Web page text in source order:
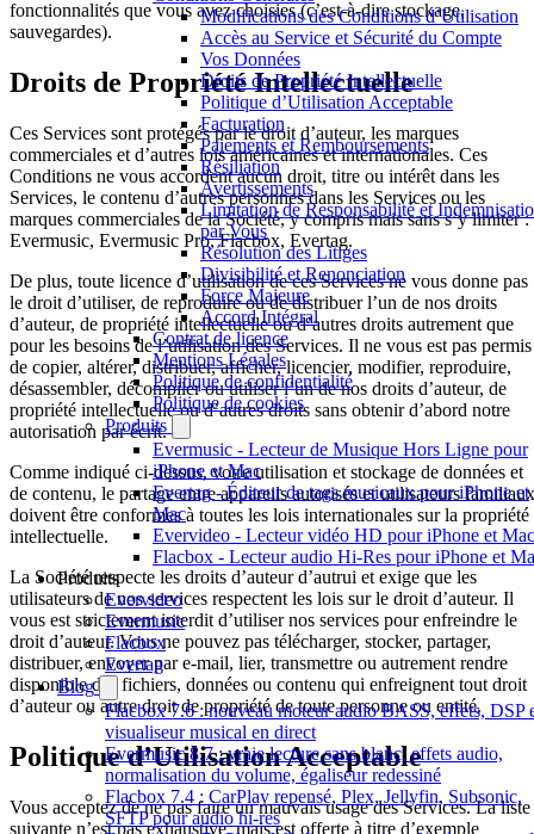
Modifications des Conditions d’Utilisation
Accès au Service et Sécurité du Compte
Vos Données
Droits de Propriété Intellectuelle
Politique d’Utilisation Acceptable
Facturation
Paiements et Remboursements
Résiliation
Avertissements
Limitation de Responsabilité et
par Vous
Résolution des Litiges
Divisibilité et Renonciation
Force Majeure
Accord Intégral
Contrat de licence
Mentions Légales
Politique de confidentialité
Politique de cookies
Produits
Evermusic - Lecteur de Musique Hors Ligne pour
iPhone et Mac
Evertag - Éditeur de tags musicaux pour iPhone et
Mac
Evervideo - Lecteur vidéo HD pour iPhone et Mac
Flacbox - Lecteur audio Hi-Res pour iPhone et
Produits
Evervideo
Evermusic
Flacbox
Evertag
Blog
Flacbox 7.6 : nouveau moteur audio BASS, effets, DSP
visualiseur musical en direct
Evermusic 8.7 : vraie lecture sans blanc, effets audio,
normalisation du volume, égaliseur redessiné
Flacbox 7.4 : CarPlay repensé, Plex, Jellyfin, Subsonic,
SFTP pour audio hi-res
fonctionnalités que vous avez choisies (c’est-à-dire stockage,
sauvegardes).
Droits de Propriété Intellectuelle
Ces Services sont protégés par le droit d’auteur, les marques
commerciales et d’autres lois américaines et internationales. Ces
Conditions ne vous accordent aucun droit, titre ou intérêt dans les
Services, le contenu d’autres personnes dans les Services ou les
marques commerciales de la Société, y compris mais sans s’y limiter :
Evermusic, Evermusic Pro, Flacbox, Evertag.
De plus, toute licence d’utilisation de ces Services ne vous donne pas
le droit d’utiliser, de reproduire ou de distribuer l’un de nos droits
d’auteur, de propriété intellectuelle ou d’autres droits autrement que
pour les besoins de l’utilisation des Services. Il ne vous est pas permis
de copier, altérer, distribuer, afficher, licencier, modifier, reproduire,
désassembler, décompiler ou utiliser l’un de nos droits d’auteur, de
propriété intellectuelle ou d’autres droits sans obtenir d’abord notre
autorisation par écrit.
Comme indiqué ci-dessus, votre utilisation et stockage de données et
de contenu, le partage entre appareils autorisés et utilisateurs
doivent être conformes à toutes les lois internationales sur la propriété
intellectuelle.
La Société respecte les droits d’auteur d’autrui et exige que les
utilisateurs de nos services respectent les lois sur le droit d’auteur. Il
vous est strictement interdit d’utiliser nos services pour enfreindre le
droit d’auteur. Vous ne pouvez pas télécharger, stocker, partager,
distribuer, envoyer par e-mail, lier, transmettre ou autrement rendre
disponible des fichiers, données ou contenu qui enfreignent tout droit
d’auteur ou autre droit de propriété de toute personne ou entité.
Politique d’Utilisation Acceptable
Vous acceptez de ne pas faire un mauvais usage des Services. La liste
suivante n’est pas exhaustive, mais est offerte à titre d’exemple